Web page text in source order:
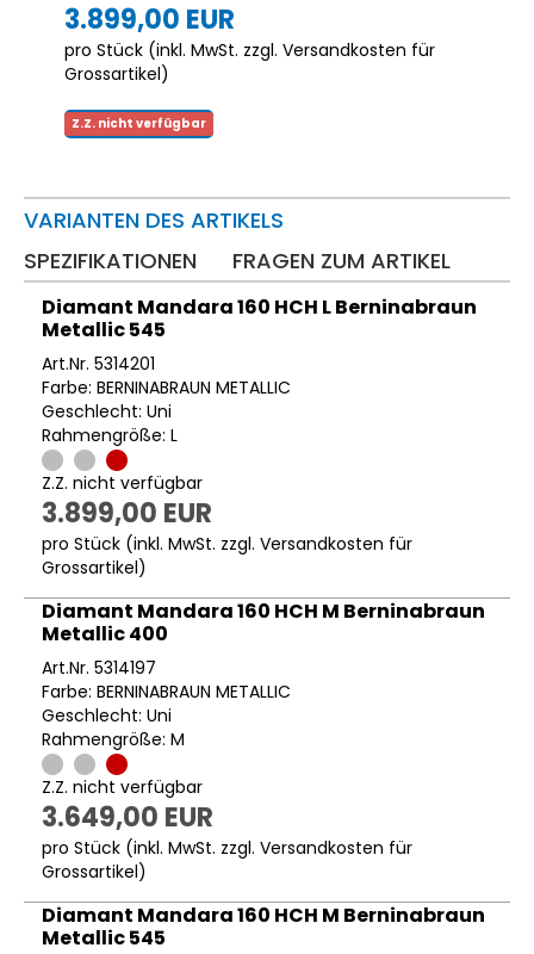
3.899,00 EUR
pro Stück (inkl. MwSt. zzgl. Versandkosten für
Grossartikel)
Z.Z. nicht verfügbar
VARIANTEN DES ARTIKELS
SPEZIFIKATIONEN
FRAGEN ZUM ARTIKEL
Diamant Mandara 160 HCH L Berninabraun
Metallic 545
Art.Nr. 5314201
Farbe: BERNINABRAUN METALLIC
Geschlecht: Uni
Rahmengröße: L
Z.Z. nicht verfügbar
3.899,00 EUR
pro Stück (inkl. MwSt. zzgl. Versandkosten für
Grossartikel)
Diamant Mandara 160 HCH M Berninabraun
Metallic 400
Art.Nr. 5314197
Farbe: BERNINABRAUN METALLIC
Geschlecht: Uni
Rahmengröße: M
Z.Z. nicht verfügbar
3.649,00 EUR
pro Stück (inkl. MwSt. zzgl. Versandkosten für
Grossartikel)
Diamant Mandara 160 HCH M Berninabraun
Metallic 545